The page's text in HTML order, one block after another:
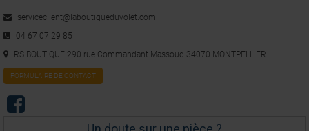
serviceclient@laboutiqueduvolet.com
04 67 07 29 85
RS BOUTIQUE 290 rue Commandant Massoud 34070 MONTPELLIER
FORMULAIRE DE CONTACT